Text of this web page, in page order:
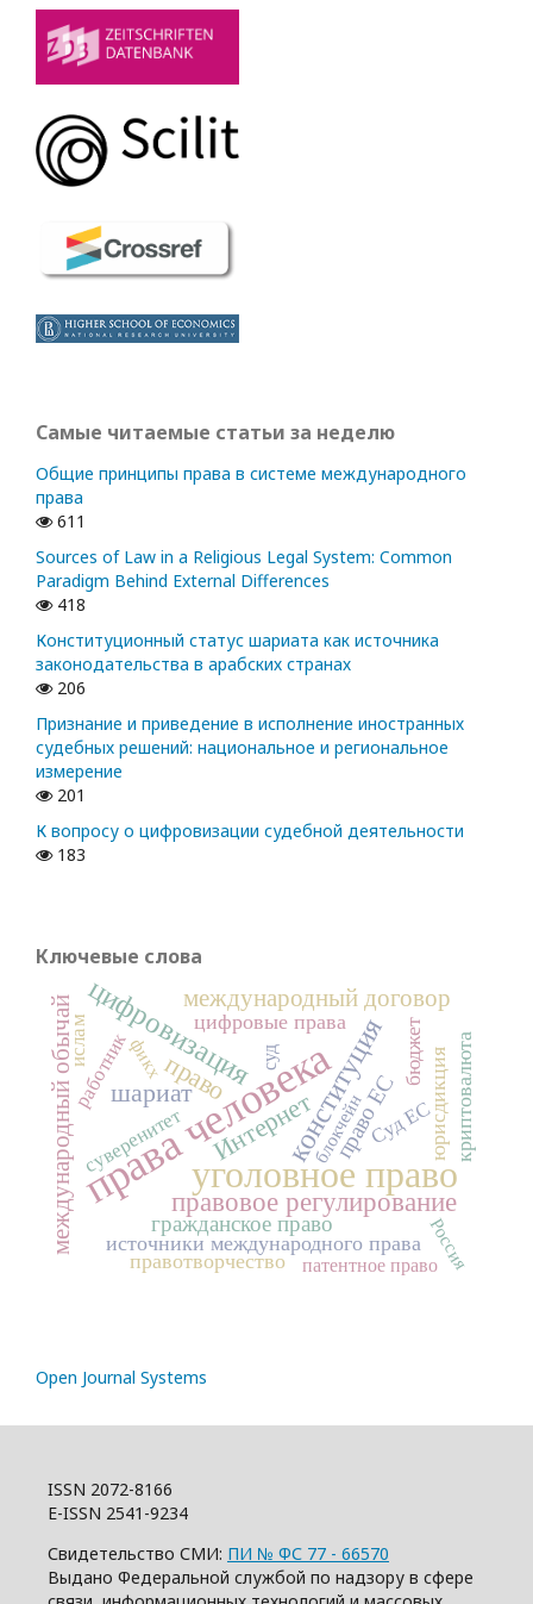
Самые читаемые статьи за неделю
Общие принципы права в системе международного
права
611
Sources of Law in a Religious Legal System: Common
Paradigm Behind External Differences
418
Конституционный статус шариата как источника
законодательства в арабских странах
206
Признание и приведение в исполнение иностранных
судебных решений: национальное и региональное
измерение
201
К вопросу о цифровизации судебной деятельности
183
Ключевые слова
права человека
уголовное право
конституция
цифровизация
правовое регулирование
право
шариат Интернет
международный обычай международный договор
право ЕС
гражданское право
бюджетюрисдикция
источники международного права
криптовалюта
цифровые права
правотворчество
Суд ЕС
суверенитет
работник
ислам суд
Россия
патентное право
фикх
блокчейн
Open Journal Systems
ISSN 2072-8166
E-ISSN 2541-9234
Свидетельство СМИ: ПИ № ФС 77 - 66570
Выдано Федеральной службой по надзору в сфере